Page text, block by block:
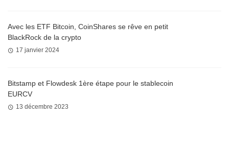
Avec les ETF Bitcoin, CoinShares se rêve en petit
BlackRock de la crypto
17 janvier 2024
Bitstamp et Flowdesk 1ère étape pour le stablecoin
EURCV
13 décembre 2023